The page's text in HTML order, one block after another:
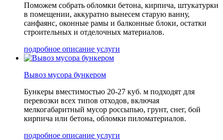
Поможем собрать обломки бетона, кирпича, штукатурки
в помещении, аккуратно вынесем старую ванну,
санфаянс, оконные рамы и балконные блоки, остатки
строительных и отделочных материалов.
подробное описание услуги
Вывоз мусора бункером
Бункеры вместимостью 20-27 куб. м подходят для
перевозки всех типов отходов, включая
мелкогабаритный мусор россыпью, грунт, снег, бой
кирпича или бетона, обломки пиломатериалов.
подробное описание услуги